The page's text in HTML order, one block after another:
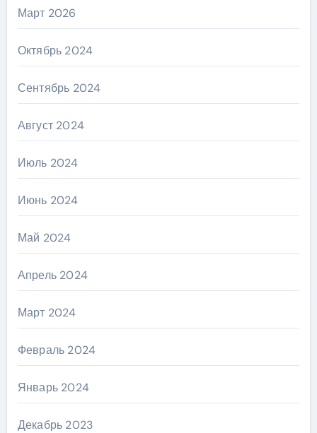
Март 2026
Октябрь 2024
Сентябрь 2024
Август 2024
Июль 2024
Июнь 2024
Май 2024
Апрель 2024
Март 2024
Февраль 2024
Январь 2024
Декабрь 2023